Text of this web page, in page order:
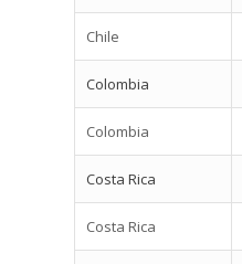
Chile
Colombia
Colombia
Costa Rica
Costa Rica